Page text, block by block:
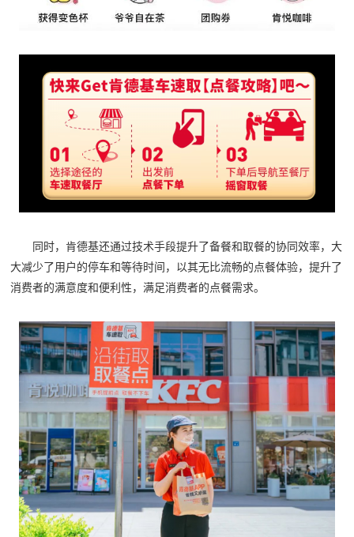
同时，肯德基还通过技术手段提升了备餐和取餐的协同效率，大
大减少了用户的停车和等待时间，以其无比流畅的点餐体验，提升了
消费者的满意度和便利性，满足消费者的点餐需求。